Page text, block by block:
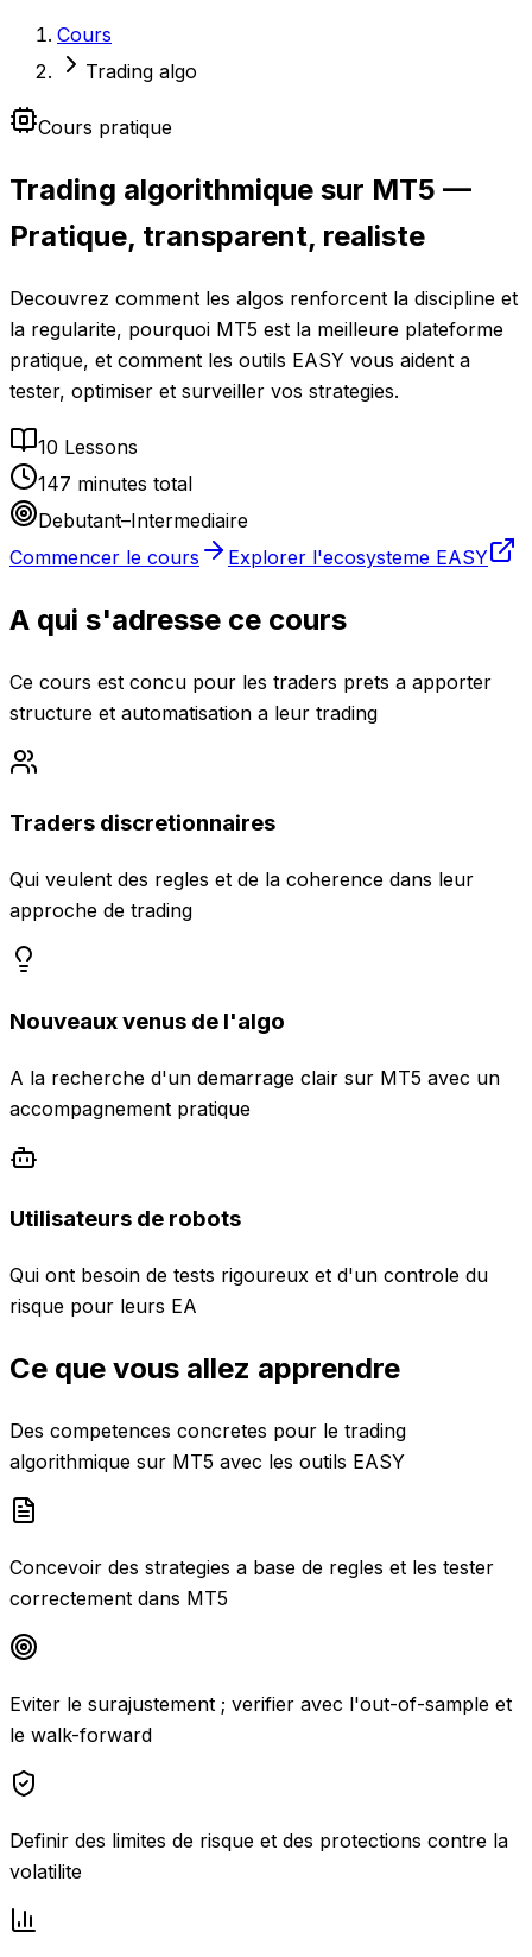
Cours
Trading algo
Cours pratique
Trading algorithmique sur MT5 —
Pratique, transparent, realiste
Decouvrez comment les algos renforcent la discipline et
la regularite, pourquoi MT5 est la meilleure plateforme
pratique, et comment les outils EASY vous aident a
tester, optimiser et surveiller vos strategies.
10 Lessons
147 minutes total
Debutant–Intermediaire
Commencer le cours
Explorer l'ecosysteme EASY
A qui s'adresse ce cours
Ce cours est concu pour les traders prets a apporter
structure et automatisation a leur trading
Traders discretionnaires
Qui veulent des regles et de la coherence dans leur
approche de trading
Nouveaux venus de l'algo
A la recherche d'un demarrage clair sur MT5 avec un
accompagnement pratique
Utilisateurs de robots
Qui ont besoin de tests rigoureux et d'un controle du
risque pour leurs EA
Ce que vous allez apprendre
Des competences concretes pour le trading
algorithmique sur MT5 avec les outils EASY
Concevoir des strategies a base de regles et les tester
correctement dans MT5
Eviter le surajustement ; verifier avec l'out-of-sample et
le walk-forward
Definir des limites de risque et des protections contre la
volatilite